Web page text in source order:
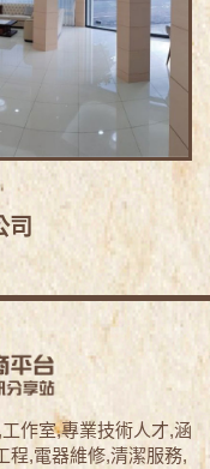
司
作室,專業技術人才,涵
程,電器維修,清潔服務,